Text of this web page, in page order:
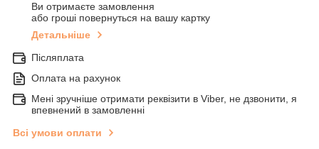
Ви отримаєте замовлення
або гроші повернуться на вашу картку
Детальніше
Післяплата
Оплата на рахунок
Мені зручніше отримати реквізити в Viber, не дзвонити, я
впевнений в замовленні
Всі умови оплати